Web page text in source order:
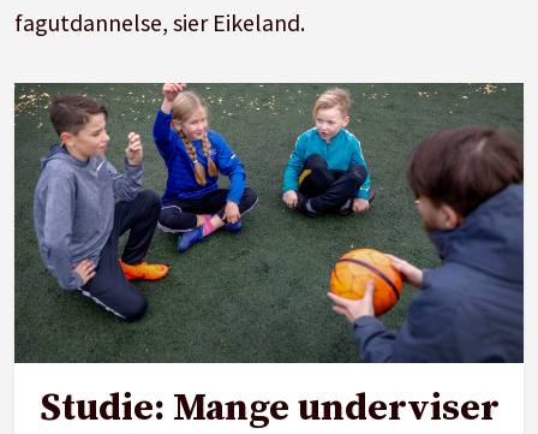
fagutdannelse, sier Eikeland.
Studie: Mange underviser